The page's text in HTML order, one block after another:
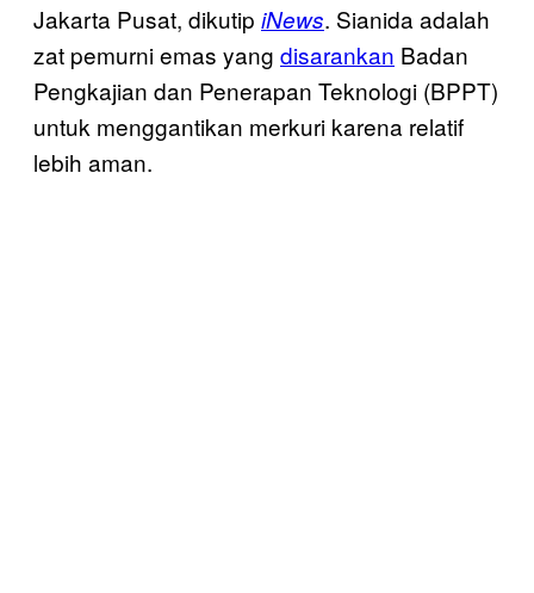
Jakarta Pusat, dikutip iNews. Sianida adalah
zat pemurni emas yang disarankan Badan
Pengkajian dan Penerapan Teknologi (BPPT)
untuk menggantikan merkuri karena relatif
lebih aman.